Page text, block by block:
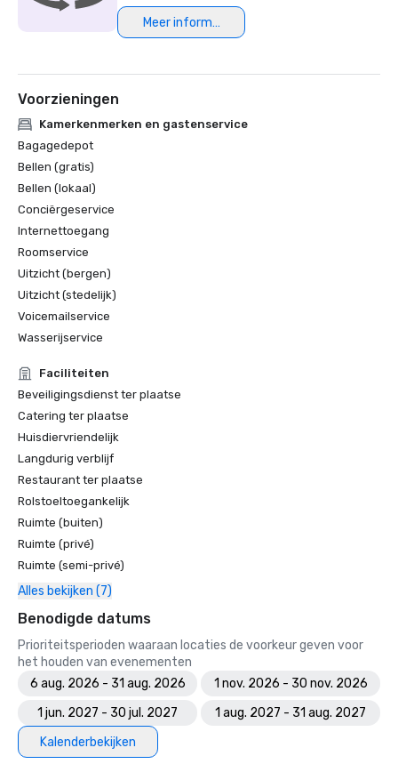
Meer informatie
Voorzieningen
Kamerkenmerken en gastenservice
Bagagedepot
Bellen (gratis)
Bellen (lokaal)
Conciërgeservice
Internettoegang
Roomservice
Uitzicht (bergen)
Uitzicht (stedelijk)
Voicemailservice
Wasserijservice
Faciliteiten
Beveiligingsdienst ter plaatse
Catering ter plaatse
Huisdiervriendelijk
Langdurig verblijf
Restaurant ter plaatse
Rolstoeltoegankelijk
Ruimte (buiten)
Ruimte (privé)
Ruimte (semi-privé)
Alles bekijken (7)
Benodigde datums
Prioriteitsperioden waaraan locaties de voorkeur geven voor
het houden van evenementen
6 aug. 2026 - 31 aug. 2026
1 nov. 2026 - 30 nov. 2026
1 jun. 2027 - 30 jul. 2027
1 aug. 2027 - 31 aug. 2027
Kalenderbekijken